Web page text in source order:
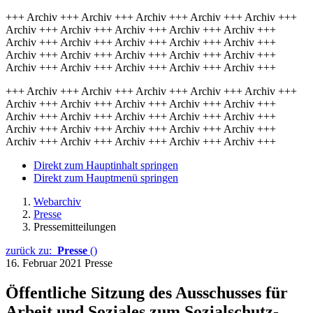
+++ Archiv +++ Archiv +++ Archiv +++ Archiv +++ Archiv +++
Archiv +++ Archiv +++ Archiv +++ Archiv +++ Archiv +++
Archiv +++ Archiv +++ Archiv +++ Archiv +++ Archiv +++
Archiv +++ Archiv +++ Archiv +++ Archiv +++ Archiv +++
Archiv +++ Archiv +++ Archiv +++ Archiv +++ Archiv +++
+++ Archiv +++ Archiv +++ Archiv +++ Archiv +++ Archiv +++
Archiv +++ Archiv +++ Archiv +++ Archiv +++ Archiv +++
Archiv +++ Archiv +++ Archiv +++ Archiv +++ Archiv +++
Archiv +++ Archiv +++ Archiv +++ Archiv +++ Archiv +++
Archiv +++ Archiv +++ Archiv +++ Archiv +++ Archiv +++
Direkt zum Hauptinhalt springen
Direkt zum Hauptmenü springen
Webarchiv
Presse
Pressemitteilungen
zurück zu: Presse ()
16. Februar 2021 Presse
Öffentliche Sitzung des Ausschusses für